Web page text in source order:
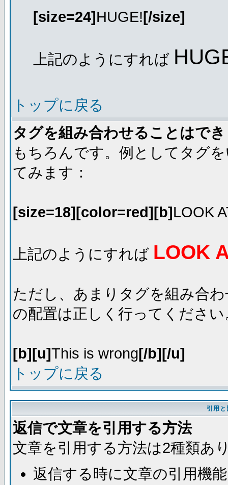
[size=24]HUGE![/size]
上記のようにすれば
トップに戻る
タグを組み合わせることはで
もちろんです。例としてタグ
てみます：
[size=18][color=red][b]LOOK
上記のようにすれば LOOK
ただし、あまりタグを組み合
の配置は正しく行ってくださ
[b][u]This is wrong[/b][/u]
トップに戻る
引用
返信で文章を引用する方法
文章を引用する方法は2種類あ
返信する時に文章の引用機